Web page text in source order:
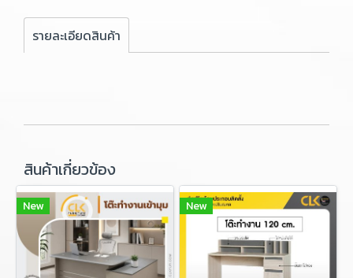
รายละเอียดสินค้า
สินค้าเกี่ยวข้อง
New New